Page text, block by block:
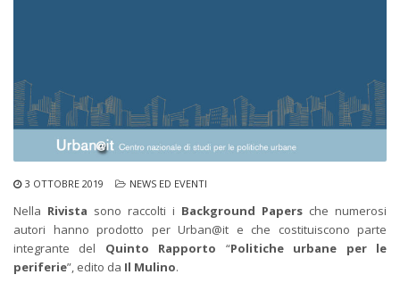
3 OTTOBRE 2019 NEWS ED EVENTI
Nella Rivista sono raccolti i Background Papers che numerosi
autori hanno prodotto per Urban@it e che costituiscono parte
integrante del Quinto Rapporto “Politiche urbane per le
periferie”, edito da Il Mulino.